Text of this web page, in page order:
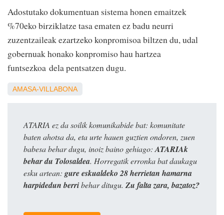
Adostutako dokumentuan sistema honen emaitzek
%70eko birziklatze tasa ematen ez badu neurri
zuzentzaileak ezartzeko konpromisoa biltzen du, udal
gobernuak honako konpromiso hau hartzea
funtsezkoa dela pentsatzen dugu.
AMASA-VILLABONA
ATARIA ez da soilik komunikabide bat: komunitate
baten ahotsa da, eta urte hauen guztien ondoren, zuen
babesa behar dugu, inoiz baino gehiago:ATARIAk
behar du Tolosaldea. Horregatik erronka bat daukagu
esku artean: gure eskualdeko 28 herrietan hamarna
harpidedun berribehar ditugu. Zu falta zara, bazatoz?